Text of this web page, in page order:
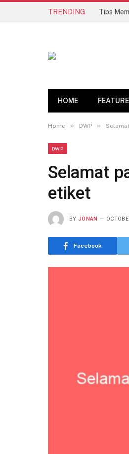
TRENDING
HOME
Home » DWP »
DWP
Selamat
etiket
BY JONAN
Facebook